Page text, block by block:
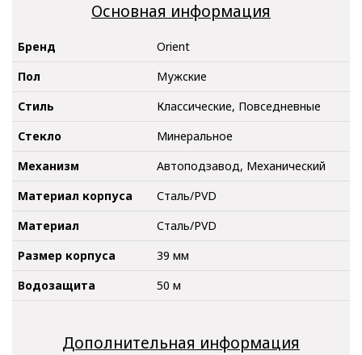
Основная информация
Бренд
Orient
Пол
Мужские
Стиль
Классические, Повседневные
Стекло
Минеральное
Механизм
Автоподзавод, Механический
Материал корпуса
Сталь/PVD
Материал
Сталь/PVD
Размер корпуса
39 мм
Водозащита
50 м
Дополнительная информация